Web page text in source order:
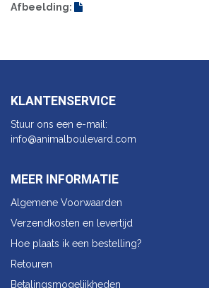
Afbeelding:
KLANTENSERVICE
Stuur ons een e-mail:
info@animalbo​ulevard.com
MEER INFORMATIE
Algemene Voorwaarden
Verzendkosten en levertijd
Hoe plaats ik een bestelling?
Retouren
Betalingsmogelijkheden